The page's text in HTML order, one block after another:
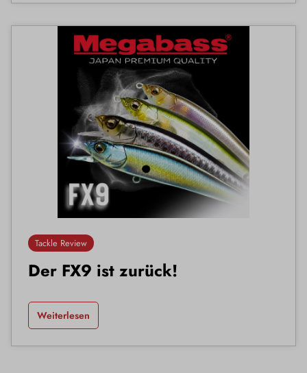
Tackle Review
Der FX9 ist zurück!
Weiterlesen